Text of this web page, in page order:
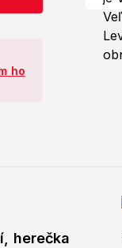
ho
herečka